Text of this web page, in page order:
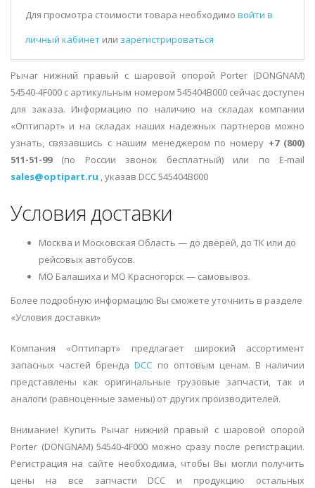
Для просмотра стоимости товара необходимо войти в
личный кабинет или зарегистрироваться
Рычаг нижний правый с шаровой опорой Porter (DONGNAM)
54540-4F000 с артикульным номером 545404B000 сейчас доступен
для заказа. Информацию по наличию на складах компании
«Оптипарт» и на складах наших надежных партнеров можно
узнать, связавшись с нашим менеджером по номеру +7 (800)
511-51-99(по России звонок бесплатный) или по E-mail
sales@optipart.ru , указав DCC 545404B000
Условия доставки
Москва и Московская Область — до дверей, до ТК или до
рейсовых автобусов.
МО Балашиха и МО Красногорск — самовывоз.
Более подробную информацию Вы сможете уточнить в разделе
«Условия доставки»
Компания «Оптипарт» предлагает широкий ассортимент
запасных частей брендаDCC по оптовым ценам. В наличии
представлены как оригинальные грузовые запчасти, так и
аналоги (равноценные замены) от других производителей.
Внимание! Купить Рычаг нижний правый с шаровой опорой
Porter (DONGNAM) 54540-4F000 можно сразу после регистрации.
Регистрация на сайте необходима, чтобы Вы могли получить
цены на все запчасти DCC и продукцию остальных